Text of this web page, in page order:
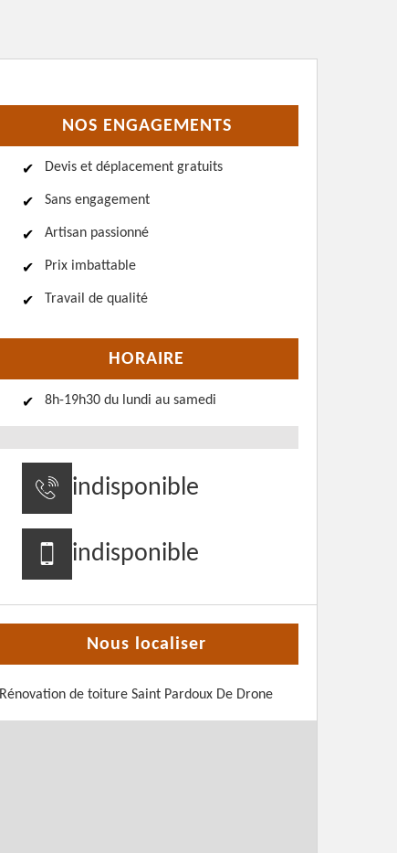
NOS ENGAGEMENTS
Devis et déplacement gratuits
Sans engagement
Artisan passionné
Prix imbattable
Travail de qualité
HORAIRE
8h-19h30 du lundi au samedi
indisponible
indisponible
Nous localiser
Rénovation de toiture Saint Pardoux De Drone